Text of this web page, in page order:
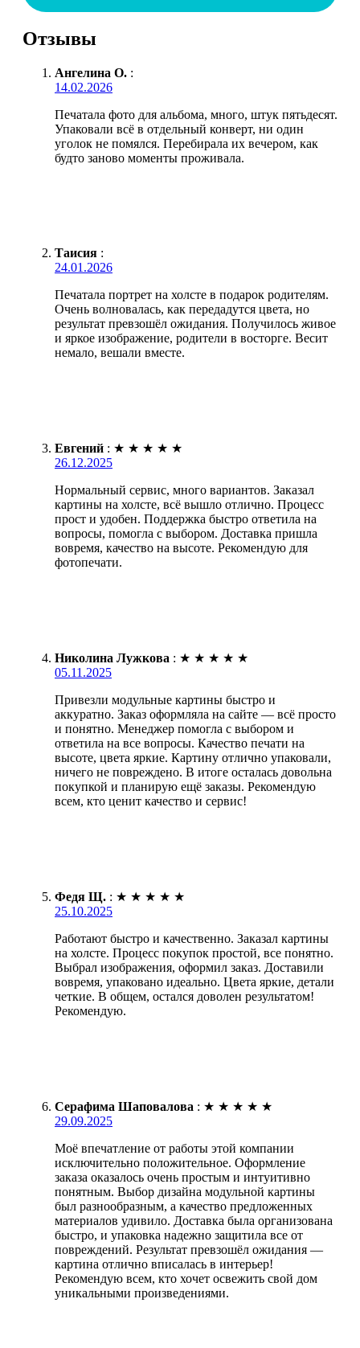
Отзывы
Ангелина О. :
14.02.2026
Печатала фото для альбома, много, штук пятьдесят.
Упаковали всё в отдельный конверт, ни один
уголок не помялся. Перебирала их вечером, как
будто заново моменты проживала.
Таисия :
24.01.2026
Печатала портрет на холсте в подарок родителям.
Очень волновалась, как передадутся цвета, но
результат превзошёл ожидания. Получилось живое
и яркое изображение, родители в восторге. Весит
немало, вешали вместе.
Евгений : ★ ★ ★ ★ ★
26.12.2025
Нормальный сервис, много вариантов. Заказал
картины на холсте, всё вышло отлично. Процесс
прост и удобен. Поддержка быстро ответила на
вопросы, помогла с выбором. Доставка пришла
вовремя, качество на высоте. Рекомендую для
фотопечати.
Николина Лужкова : ★ ★ ★ ★ ★
05.11.2025
Привезли модульные картины быстро и
аккуратно. Заказ оформляла на сайте — всё просто
и понятно. Менеджер помогла с выбором и
ответила на все вопросы. Качество печати на
высоте, цвета яркие. Картину отлично упаковали,
ничего не повреждено. В итоге осталась довольна
покупкой и планирую ещё заказы. Рекомендую
всем, кто ценит качество и сервис!
Федя Щ. : ★ ★ ★ ★ ★
25.10.2025
Работают быстро и качественно. Заказал картины
на холсте. Процесс покупок простой, все понятно.
Выбрал изображения, оформил заказ. Доставили
вовремя, упаковано идеально. Цвета яркие, детали
четкие. В общем, остался доволен результатом!
Рекомендую.
Серафима Шаповалова : ★ ★ ★ ★ ★
29.09.2025
Моё впечатление от работы этой компании
исключительно положительное. Оформление
заказа оказалось очень простым и интуитивно
понятным. Выбор дизайна модульной картины
был разнообразным, а качество предложенных
материалов удивило. Доставка была организована
быстро, и упаковка надежно защитила все от
повреждений. Результат превзошёл ожидания —
картина отлично вписалась в интерьер!
Рекомендую всем, кто хочет освежить свой дом
уникальными произведениями.